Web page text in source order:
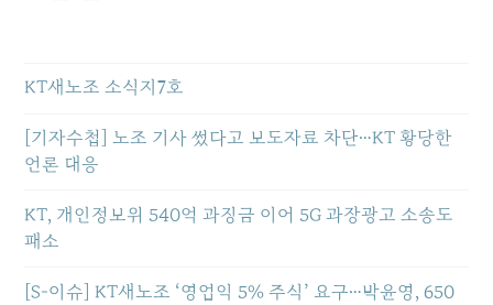
KT새노조 소식지7호
[기자수첩] 노조 기사 썼다고 보도자료 차단…KT 황당한
언론 대응
KT, 개인정보위 540억 과징금 이어 5G 과장광고 소송도
패소
[S-이슈] KT새노조 ‘영업익 5% 주식’ 요구…박윤영, 650